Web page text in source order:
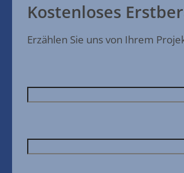
Kostenloses
Erzählen Sie uns von Ihrem